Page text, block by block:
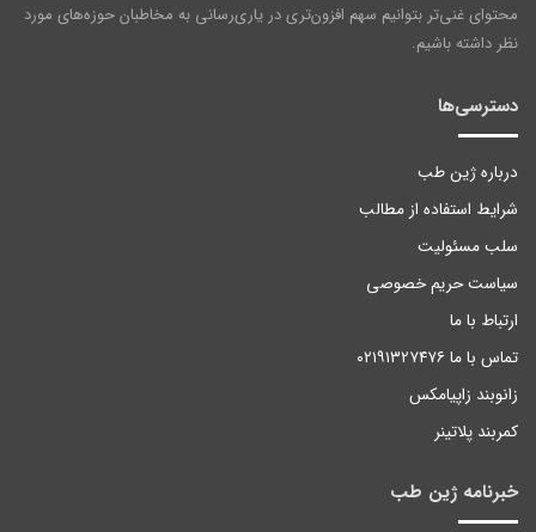
محتوای غنی‌تر بتوانیم سهم افزون‌تری در یاری‌رسانی به مخاطبان حوزه‌های مورد
نظر داشته باشیم.
دسترسی‌ها
درباره ژین طب
شرایط استفاده از مطالب
سلب مسئولیت
سیاست حریم خصوصی
ارتباط با ما
تماس با ما ۰۲۱۹۱۳۲۷۴۷۶
زانوبند زاپیامکس
کمربند پلاتینر
خبرنامه ژین طب